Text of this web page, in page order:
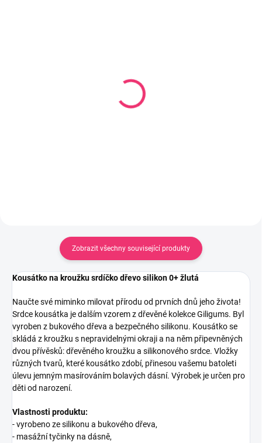
ks BOHEME DARK OAK &
Zobrazit všechny související produkty
Kousátko na kroužku srdíčko dřevo silikon 0+ žlutá
Naučte své miminko milovat přírodu od prvních dnů jeho života!
Srdce kousátka je dalším vzorem z dřevěné kolekce Giligums. Byl
vyroben z bukového dřeva a bezpečného silikonu. Kousátko se
skládá z kroužku s nepravidelnými okraji a na něm připevněných
dvou přívěsků: dřevěného kroužku a silikonového srdce. Vložky
různých tvarů, které kousátko zdobí, přinesou vašemu batoleti
úlevu jemným masírováním bolavých dásní. Výrobek je určen pro
děti od narození.
Vlastnosti produktu:
-vyrobeno ze silikonu a bukového dřeva,
- masážní tyčinky na dásně,